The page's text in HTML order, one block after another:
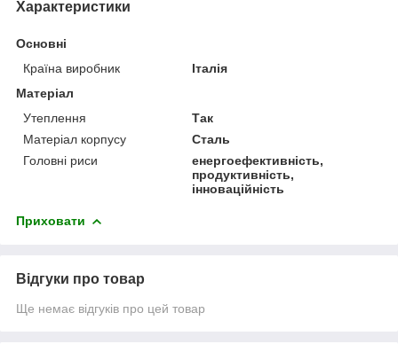
Характеристики
Основні
Країна виробник
Італія
Матеріал
Утеплення
Так
Матеріал корпусу
Сталь
Головні риси
енергоефективність,
продуктивність,
інноваційність
Приховати
Відгуки про товар
Ще немає відгуків про цей товар